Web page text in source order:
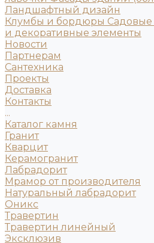
Ландшафтный дизайн
Клумбы и бордюры
и декоративные элементы
Новости
Партнерам
Сантехника
Проекты
Доставка
Контакты
...
Каталог камня
Гранит
Кварцит
Керамогранит
Лабрадорит
Мрамор от производителя
Натуральный лабрадорит
Оникс
Травертин
Травертин линейный
Эксклюзив